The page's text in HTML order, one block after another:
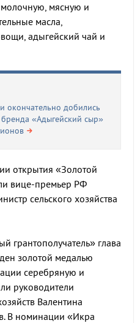
мясную и
масла,
адыгейский чай и
окончательно добились
«Адыгейский сыр»
открытия «Золотой
вице-премьер РФ
сельского хозяйства
грантополучатель» глава
золотой медалью
серебряную и
руководители
Валентина
В номинации «Икра